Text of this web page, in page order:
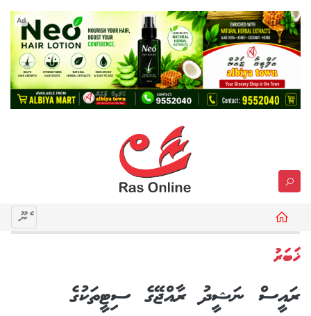
Ad
މެނޫ
ޚަބަރު
ރައީސް ނަޝީދު ރާއްޖޭގެ ސިޓީތަކުގެ